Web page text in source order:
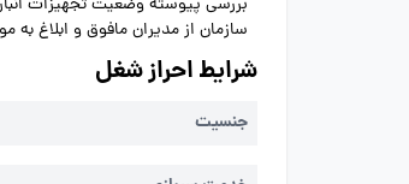
بررسی پیوسته وضعیت تجهیزات
سازمان از مدیران مافوق و ابلاغ
شرایط احراز شغل
جنسیت